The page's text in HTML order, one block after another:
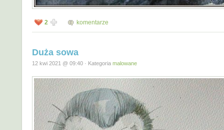
2 komentarze
Duża sowa
12 kwi 2021 @ 09:40 · Kategoria malowane